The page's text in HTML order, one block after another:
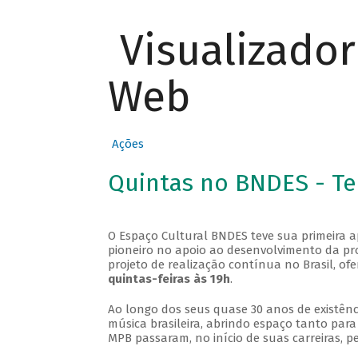
Web
Ações
Quintas no BNDES -
O Espaço Cultural BNDES teve sua
pioneiro no apoio ao desenvolvimento da
projeto de realização contínua no Brasil,
quintas-feiras às 19h.
Ao longo dos seus quase 30 anos de
música brasileira, abrindo espaço tanto
MPB passaram, no início de suas carreiras,